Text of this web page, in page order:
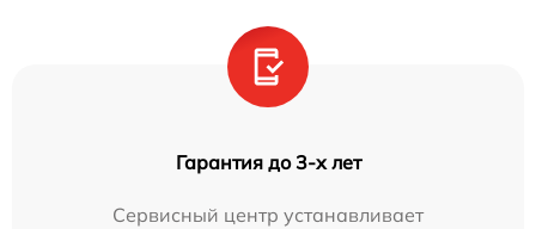
Гарантия до 3-х лет
Сервисный центр устанавливает